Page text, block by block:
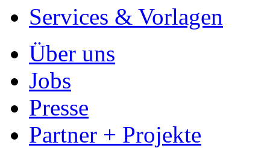
Services & Vorlagen
Über uns
Jobs
Presse
Partner + Projekte